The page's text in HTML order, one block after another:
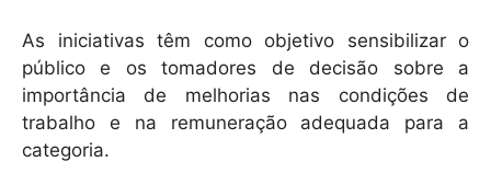
As iniciativas têm como objetivo sensibilizar o
público e os tomadores de decisão sobre a
importância de melhorias nas condições de
trabalho e na remuneração adequada para a
categoria.